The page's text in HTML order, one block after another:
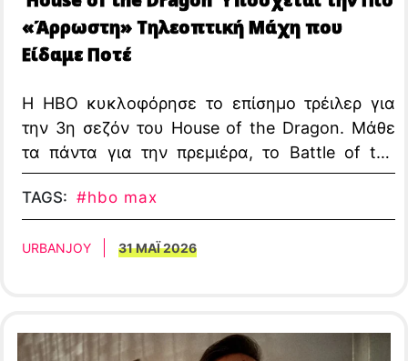
«Άρρωστη» Τηλεοπτική Μάχη που
Είδαμε Ποτέ
Η HBO κυκλοφόρησε το επίσημο τρέιλερ για
την 3η σεζόν του House of the Dragon. Μάθε
τα πάντα για την πρεμιέρα, το Battle of the
Gullet και το νέο cast.
TAGS: #hbo max
URBANJOY 31 ΜΑΪ 2026